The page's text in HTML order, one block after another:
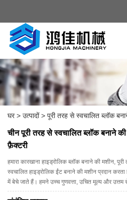
घर > उत्पादों > पूरी तरह से स्वचालित ब्लॉक
चीन पूरी तरह से स्वचालित ब्लॉक बनाने की
फ़ैक्टरी
हमारा कारखाना हाइड्रोलिक ब्लॉक बनाने की मशीन,
स्वचालित हाइड्रोलिक ईंट बनाने की मशीन प्रदान
में बेचे जाते हैं। हमने उच्च गुणवत्ता, उचित मूल्य और उत्तम